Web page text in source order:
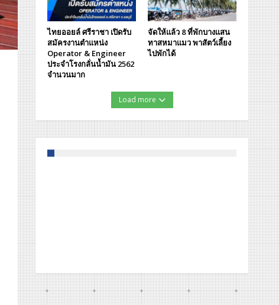
ไทยออยล์ ศรีราชา เปิดรับ
สมัครงานตำแหน่ง
Operator & Engineer
ประจำโรงกลั่นน้ำมัน 2562
จำนวนมาก
จัดให้แล้ว 8 ที่พักบางแสน
ทาสหมาแมว พาสัตว์เลี้ยง
ไปพักได้
Load more